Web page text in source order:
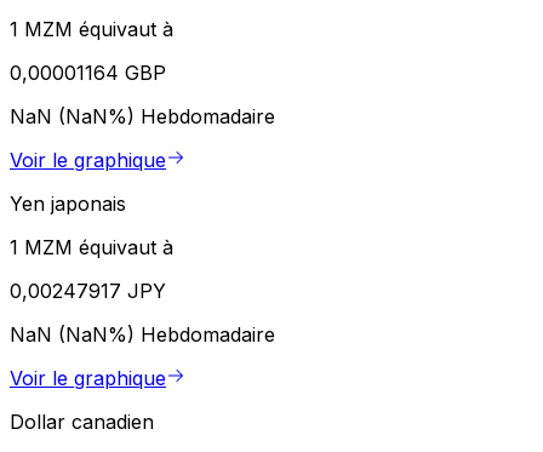
1 MZM équivaut à
0,00001164 GBP
NaN (NaN%) Hebdomadaire
Voir le graphique
Yen japonais
1 MZM équivaut à
0,00247917 JPY
NaN (NaN%) Hebdomadaire
Voir le graphique
Dollar canadien